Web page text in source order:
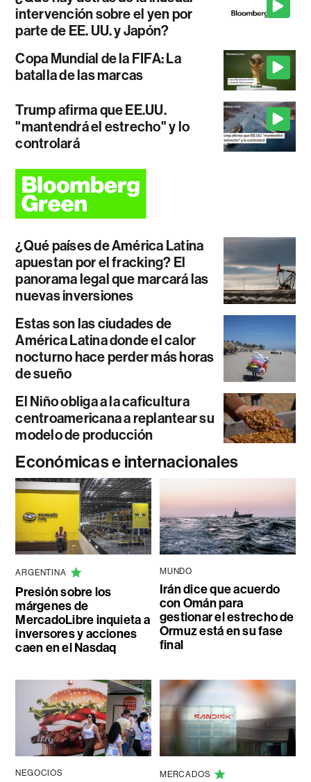
intervención sobre el yen por
parte de EE. UU. y Japón?
Copa Mundial de la FIFA: La
batalla de las marcas
Trump afirma que EE.UU.
"mantendrá el estrecho" y lo
controlará
¿Qué países de América Latina
apuestan por el fracking? El
panorama legal que marcará las
nuevas inversiones
Estas son las ciudades de
América Latina donde el calor
nocturno hace perder más horas
de sueño
El Niño obliga a la caficultura
centroamericana a replantear su
modelo de producción
Económicas e internacionales
ARGENTINA
Presión sobre los
márgenes de
MercadoLibre inquieta a
inversores y acciones
caen en el Nasdaq
MUNDO
Irán dice que acuerdo
con Omán para
gestionar el estrecho de
Ormuz está en su fase
final
NEGOCIOS MERCADOS